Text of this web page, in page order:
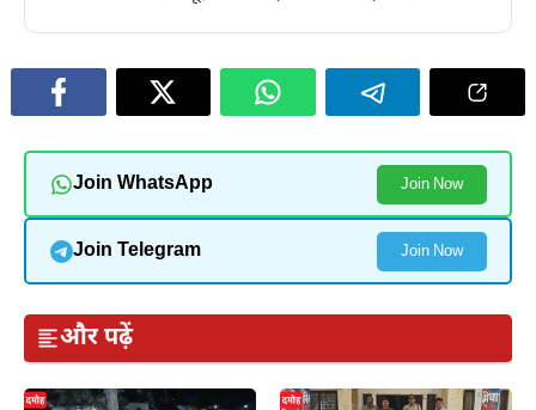
Join WhatsApp Join Now
Join Telegram Join Now
और पढ़ें